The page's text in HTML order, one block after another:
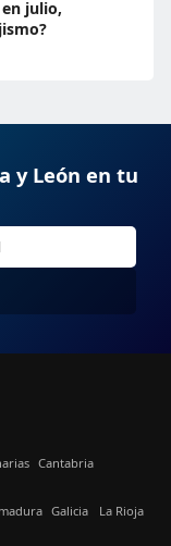
julio,
y León en tu
Cantabria
Galicia La Rioja